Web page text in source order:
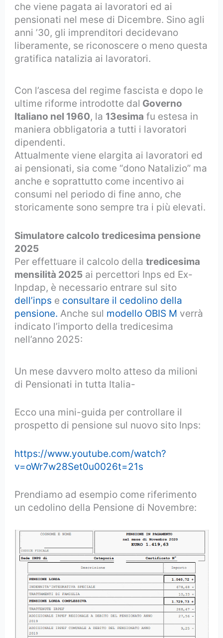
che viene pagata ai lavoratori ed ai
pensionati nel mese di Dicembre. Sino agli
anni ’30, gli imprenditori decidevano
liberamente, se riconoscere o meno questa
gratifica natalizia ai lavoratori.
Con l’ascesa del regime fascista e dopo le
ultime riforme introdotte dal Governo
Italiano nel 1960, la 13esima fu estesa in
maniera obbligatoria a tutti i lavoratori
dipendenti.
Attualmente viene elargita ai lavoratori ed
ai pensionati, sia come “dono Natalizio” ma
anche e soprattutto come incentivo ai
consumi nel periodo di fine anno, che
storicamente sono sempre tra i più elevati.
Simulatore calcolo tredicesima pensione
2025
Per effettuare il calcolo dellatredicesima
mensilità 2025 ai percettori Inps ed Ex-
Inpdap, è necessario entrare sul sito
dell’inps e consultare il cedolino della
pensione. Anche sul modello OBIS M verrà
indicato l’importo della tredicesima
nell’anno 2025:
Un mese davvero molto atteso da milioni
di Pensionati in tutta Italia-
Ecco una mini-guida per controllare il
prospetto di pensione sul nuovo sito Inps:
https://www.youtube.com/watch?
v=oWr7w28Set0u0026t=21s
Prendiamo ad esempio come riferimento
un cedolino della Pensione di Novembre: